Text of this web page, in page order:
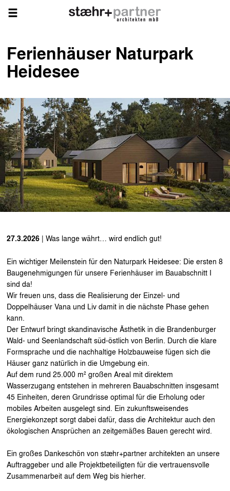
Ferienhäuser Naturpark
Heidesee
27.3.2026 | Was lange währt… wird endlich gut!
Ein wichtiger Meilenstein für den Naturpark Heidesee: Die ersten 8
Baugenehmigungen für unsere Ferienhäuser im Bauabschnitt I
sind da!
Wir freuen uns, dass die Realisierung der Einzel- und
Doppelhäuser Vana und Liv damit in die nächste Phase gehen
kann.
Der Entwurf bringt skandinavische Ästhetik in die Brandenburger
Wald- und Seenlandschaft süd-östlich von Berlin. Durch die klare
Formsprache und die nachhaltige Holzbauweise fügen sich die
Häuser ganz natürlich in die Umgebung ein.
Auf dem rund 25.000 m² großen Areal mit direktem
Wasserzugang entstehen in mehreren Bauabschnitten insgesamt
45 Einheiten, deren Grundrisse optimal für die Erholung oder
mobiles Arbeiten ausgelegt sind. Ein zukunftsweisendes
Energiekonzept sorgt dabei dafür, dass die Architektur auch den
ökologischen Ansprüchen an zeitgemäßes Bauen gerecht wird.
Ein großes Dankeschön von stæhr+partner architekten an unsere
Auftraggeber und alle Projektbeteiligten für die vertrauensvolle
Zusammenarbeit auf dem Weg bis hierher.